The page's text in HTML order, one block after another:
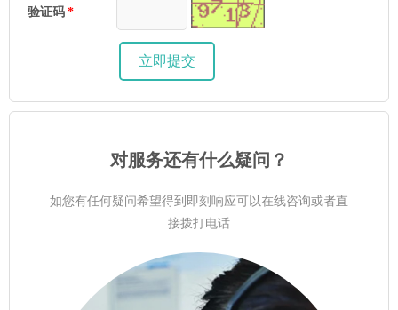
验证码 *
对服务还有什么疑问？
如您有任何疑问希望得到即刻响应可以在线咨询或者直
接拨打电话